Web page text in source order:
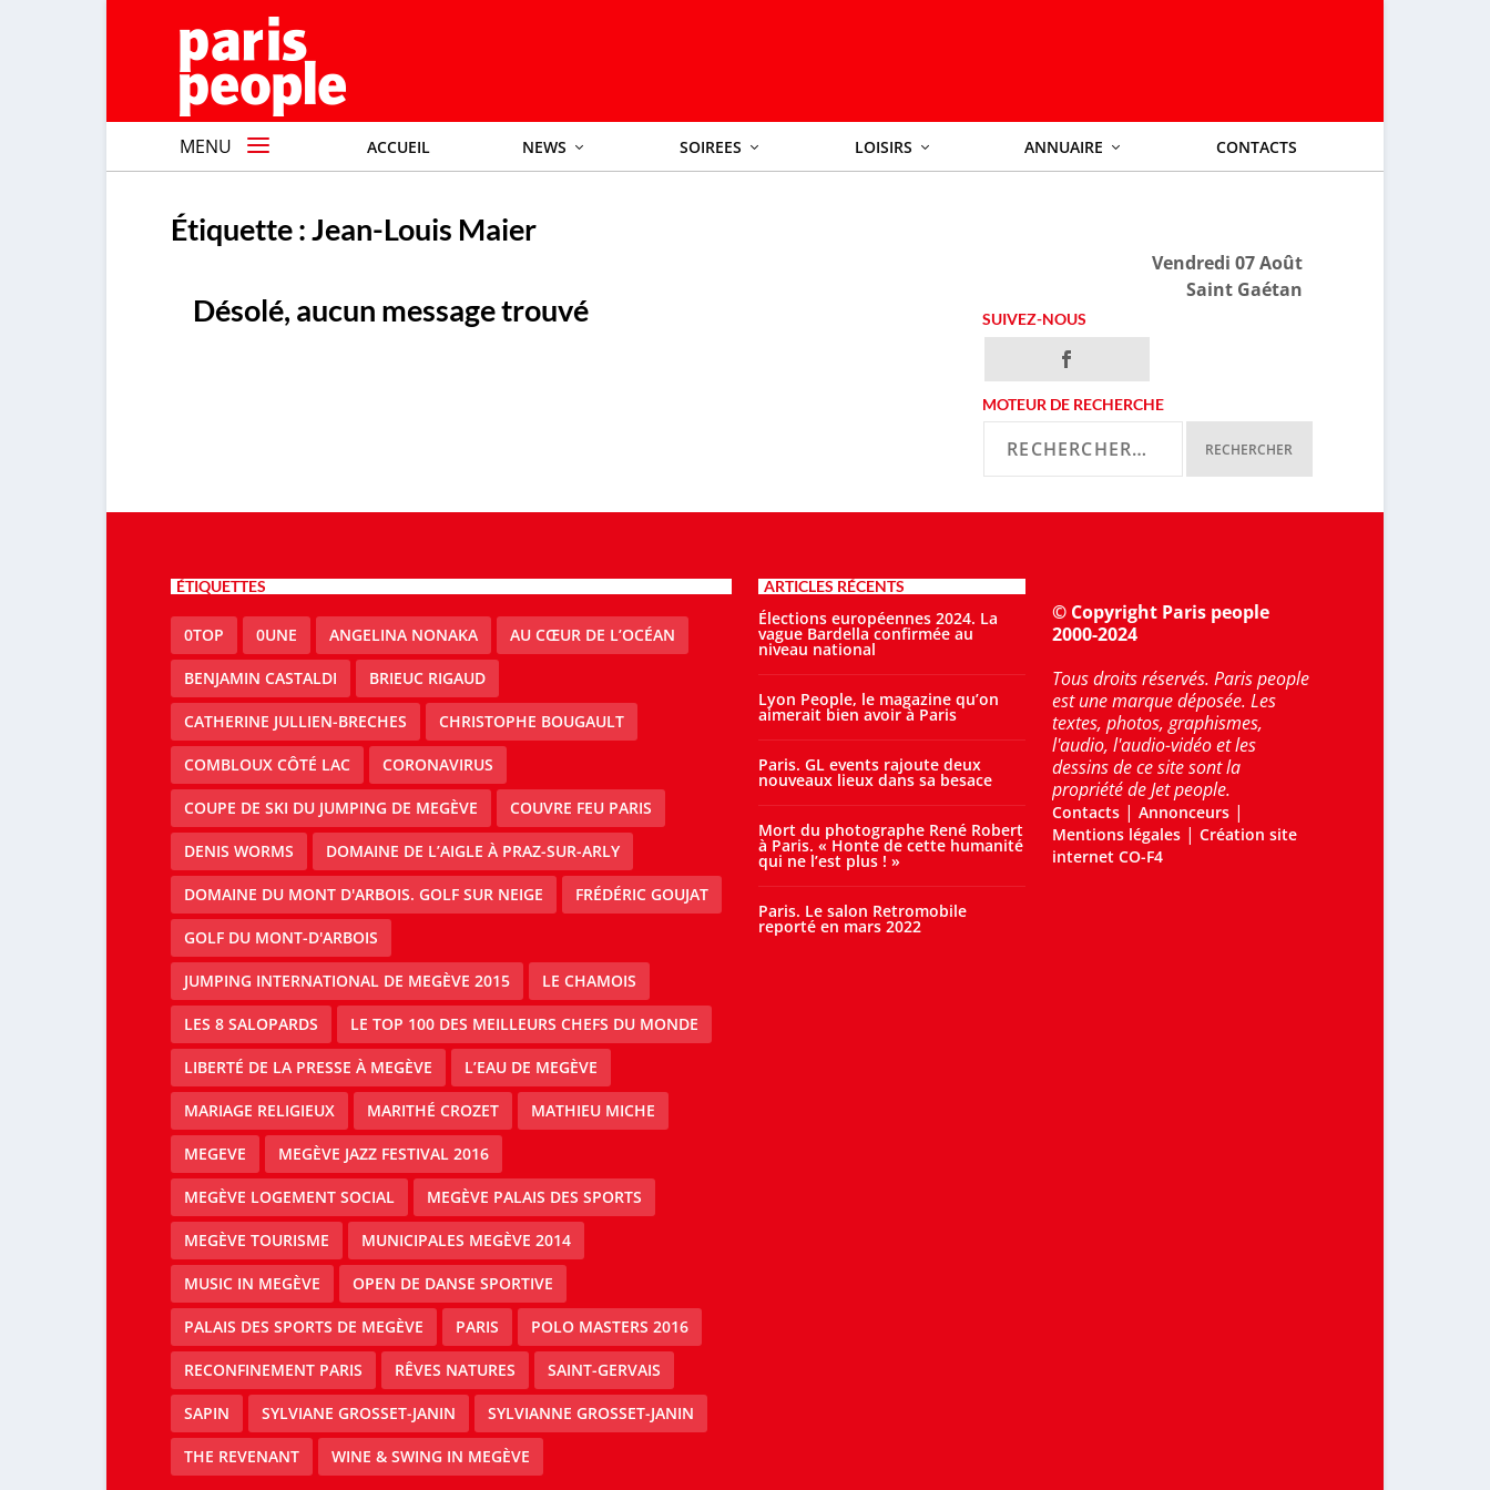
MENU ACCUEIL NEWS SOIREES LOISIRS ANNUAIRE CONTACTS
Étiquette :Jean-Louis Maier
Désolé, aucun message trouvé
Vendredi 07 Août
Saint Gaétan
SUIVEZ-NOUS
MOTEUR DE RECHERCHE
ÉTIQUETTES
0TOP 0UNE ANGELINA NONAKA AU CŒUR DE L’OCÉAN
BENJAMIN CASTALDI BRIEUC RIGAUD
CATHERINE JULLIEN-BRECHES CHRISTOPHE BOUGAULT
COMBLOUX CÔTÉ LAC CORONAVIRUS
COUPE DE SKI DU JUMPING DE MEGÈVE COUVRE FEU PARIS
DENIS WORMS DOMAINE DE L’AIGLE À PRAZ-SUR-ARLY
DOMAINE DU MONT D'ARBOIS. GOLF SUR NEIGE FRÉDÉRIC GOUJAT
GOLF DU MONT-D'ARBOIS
JUMPING INTERNATIONAL DE MEGÈVE 2015 LE CHAMOIS
LES 8 SALOPARDS LE TOP 100 DES MEILLEURS CHEFS DU MONDE
LIBERTÉ DE LA PRESSE À MEGÈVE L’EAU DE MEGÈVE
MARIAGE RELIGIEUX MARITHÉ CROZET MATHIEU MICHE
MEGEVE MEGÈVE JAZZ FESTIVAL 2016
MEGÈVE LOGEMENT SOCIAL MEGÈVE PALAIS DES SPORTS
MEGÈVE TOURISME MUNICIPALES MEGÈVE 2014
MUSIC IN MEGÈVE OPEN DE DANSE SPORTIVE
PALAIS DES SPORTS DE MEGÈVE PARIS POLO MASTERS 2016
RECONFINEMENT PARIS RÊVES NATURES SAINT-GERVAIS
SAPIN SYLVIANE GROSSET-JANIN SYLVIANNE GROSSET-JANIN
THE REVENANT WINE & SWING IN MEGÈVE
ARTICLES RÉCENTS
Élections européennes 2024. La
vague Bardella confirmée au
niveau national
Lyon People, le magazine qu’on
aimerait bien avoir à Paris
Paris. GL events rajoute deux
nouveaux lieux dans sa besace
Mort du photographe René Robert
à Paris. « Honte de cette humanité
qui ne l’est plus ! »
Paris. Le salon Retromobile
reporté en mars 2022
© Copyright Paris people
2000-2024
Tous droits réservés. Paris people
est une marque déposée. Les
textes, photos, graphismes,
l'audio, l'audio-vidéo et les
dessins de ce site sont la
propriété de Jet people.
Contacts |Annonceurs |
Mentions légales |Création site
internet CO-F4